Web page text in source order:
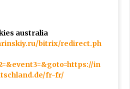
australia
bitrix/redirect.ph
in
fr-fr/